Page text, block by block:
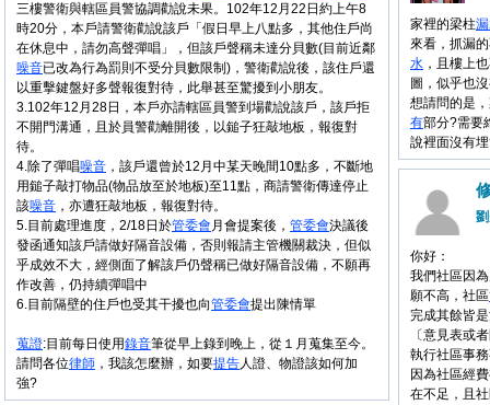
三樓警衛與轄區員警協調勸說未果。102年12月22日約上午8
時20分，本戶請警衛勸說該戶「假日早上八點多，其他住戶尚
在休息中，請勿高聲彈唱」，但該戶聲稱未達分貝數(目前近鄰
噪音已改為行為罰則不受分貝數限制)，警衛勸說後，該住戶還
以重擊鍵盤好多聲報復對待，此舉甚至驚擾到小朋友。
3.102年12月28日，本戶亦請轄區員警到場勸說該戶，該戶拒
不開門溝通，且於員警勸離開後，以鎚子狂敲地板，報復對
待。
4.除了彈唱噪音 ，該戶還曾於12月中某天晚間10點多，不斷地
用鎚子敲打物品(物品放至於地板)至11點，商請警衛傳達停止
該噪音 ，亦遭狂敲地板，報復對待。
5.目前處理進度，2/18日於管委會 月會提案後， 管委會決議後
發函通知該戶請做好隔音設備，否則報請主管機關裁決，但似
乎成效不大，經側面了解該戶仍聲稱已做好隔音設備，不願再
作改善，仍持續彈唱中
6.目前隔壁的住戶也受其干擾也向管委會提出陳情單
蒐證:目前每日使用錄音筆從早上錄到晚上，從１月蒐集至今。
請問各位律師 ，我該怎麼辦，如要提告人證、物證該如何加
強?
家裡的梁柱
來看，抓漏
水 ，且樓上
圖，似乎也
想請問的是
有部分?需要
說裡面沒有
你好：
我們社區因
願不高，社區
完成其餘皆
〔意見表或
執行社區事
因為社區經
在不足，且